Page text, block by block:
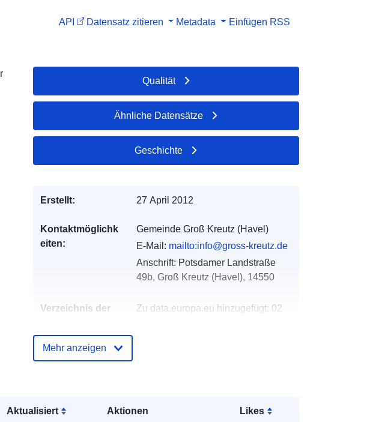
API Datensatz zitieren Metadata Einfügen RSS
Aktualisiert Aktionen Likes
Qualität
Ähnliche Datensätze
Geschichte
Erstellt: 27 April 2012
Kontaktmöglichk
eiten:
Gemeinde Groß Kreutz (Havel)
E-Mail: mailto:info@gross-kreutz.de
Anschrift: Potsdamer Landstraße
49b, Groß Kreutz (Havel), 14550
Verzeichnis der
Zu data.europa.eu hinzugefügt: 02
52.3999 ], [ 12.7931, 52.3999 ], [
Mehr anzeigen